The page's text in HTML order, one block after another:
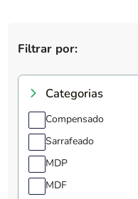
Filtrar por:
Categorias
Compensado
Sarrafeado
MDP
MDF